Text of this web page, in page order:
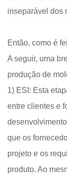
inseparável dos
Então, como é
A seguir, uma
produção de
1) ESI: Esta
entre clientes e
que os
projeto e os
produto. Ao